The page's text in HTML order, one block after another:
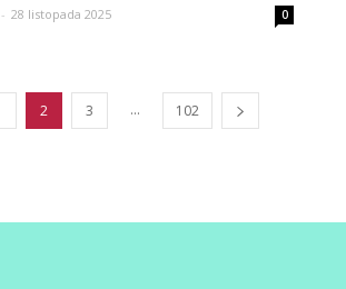
- 28 listopada 2025 0
2 3 ... 102